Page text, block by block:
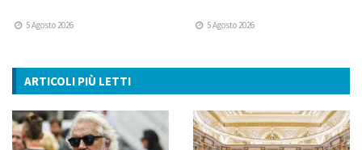
5 Agosto 2026 5 Agosto 2026
ARTICOLI PIÙ LETTI